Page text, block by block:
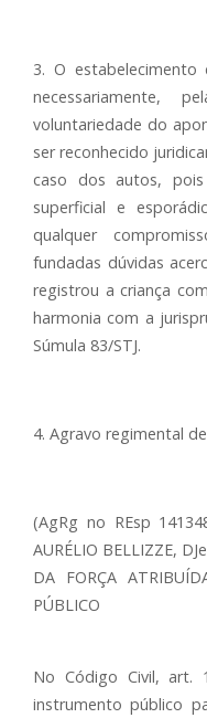
3. O estabelecimento
necessariamente,
voluntariedade do
ser reconhecido
caso dos autos,
superficial e
qualquer
fundadas dúvidas
registrou a criança
harmonia com a
Súmula 83/STJ.
4. Agravo regimental
(AgRg no REsp
AURÉLIO BELLIZZE,
DA FORÇA
PÚBLICO
No Código Civil, art.
instrumento público